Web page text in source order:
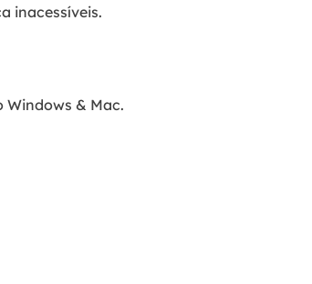
inacessíveis.
& Mac.